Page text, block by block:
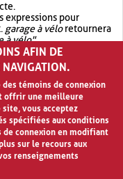
expressions pour
garage à véloretournera
à vélo".
OR.garage OR vélo
garage à vélo
AFIN DE
NAVIGATION.
témoins de connexion
offrir une meilleure
vous acceptez
spécifiées aux conditions
de connexion en modifiant
sur le recours aux
renseignements